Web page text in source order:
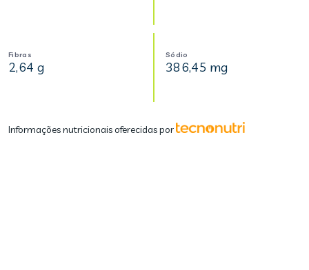
Fibras
2,64 g
Sódio
386,45 mg
Informações nutricionais oferecidas por